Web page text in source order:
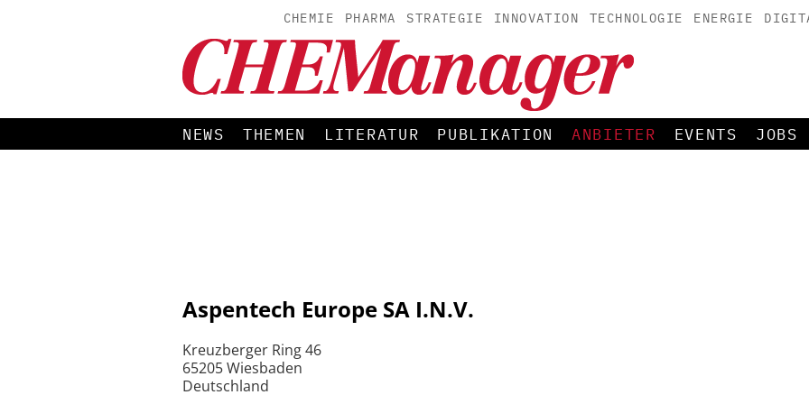
CHEMIE PHARMA STRATEGIE INNOVATION TECHNOLOGIE ENERGIE
NEWS THEMEN LITERATUR PUBLIKATION ANBIETER EVENTS JOBS
Aspentech Europe SA I.N.V.
Kreuzberger Ring 46
65205 Wiesbaden
Deutschland